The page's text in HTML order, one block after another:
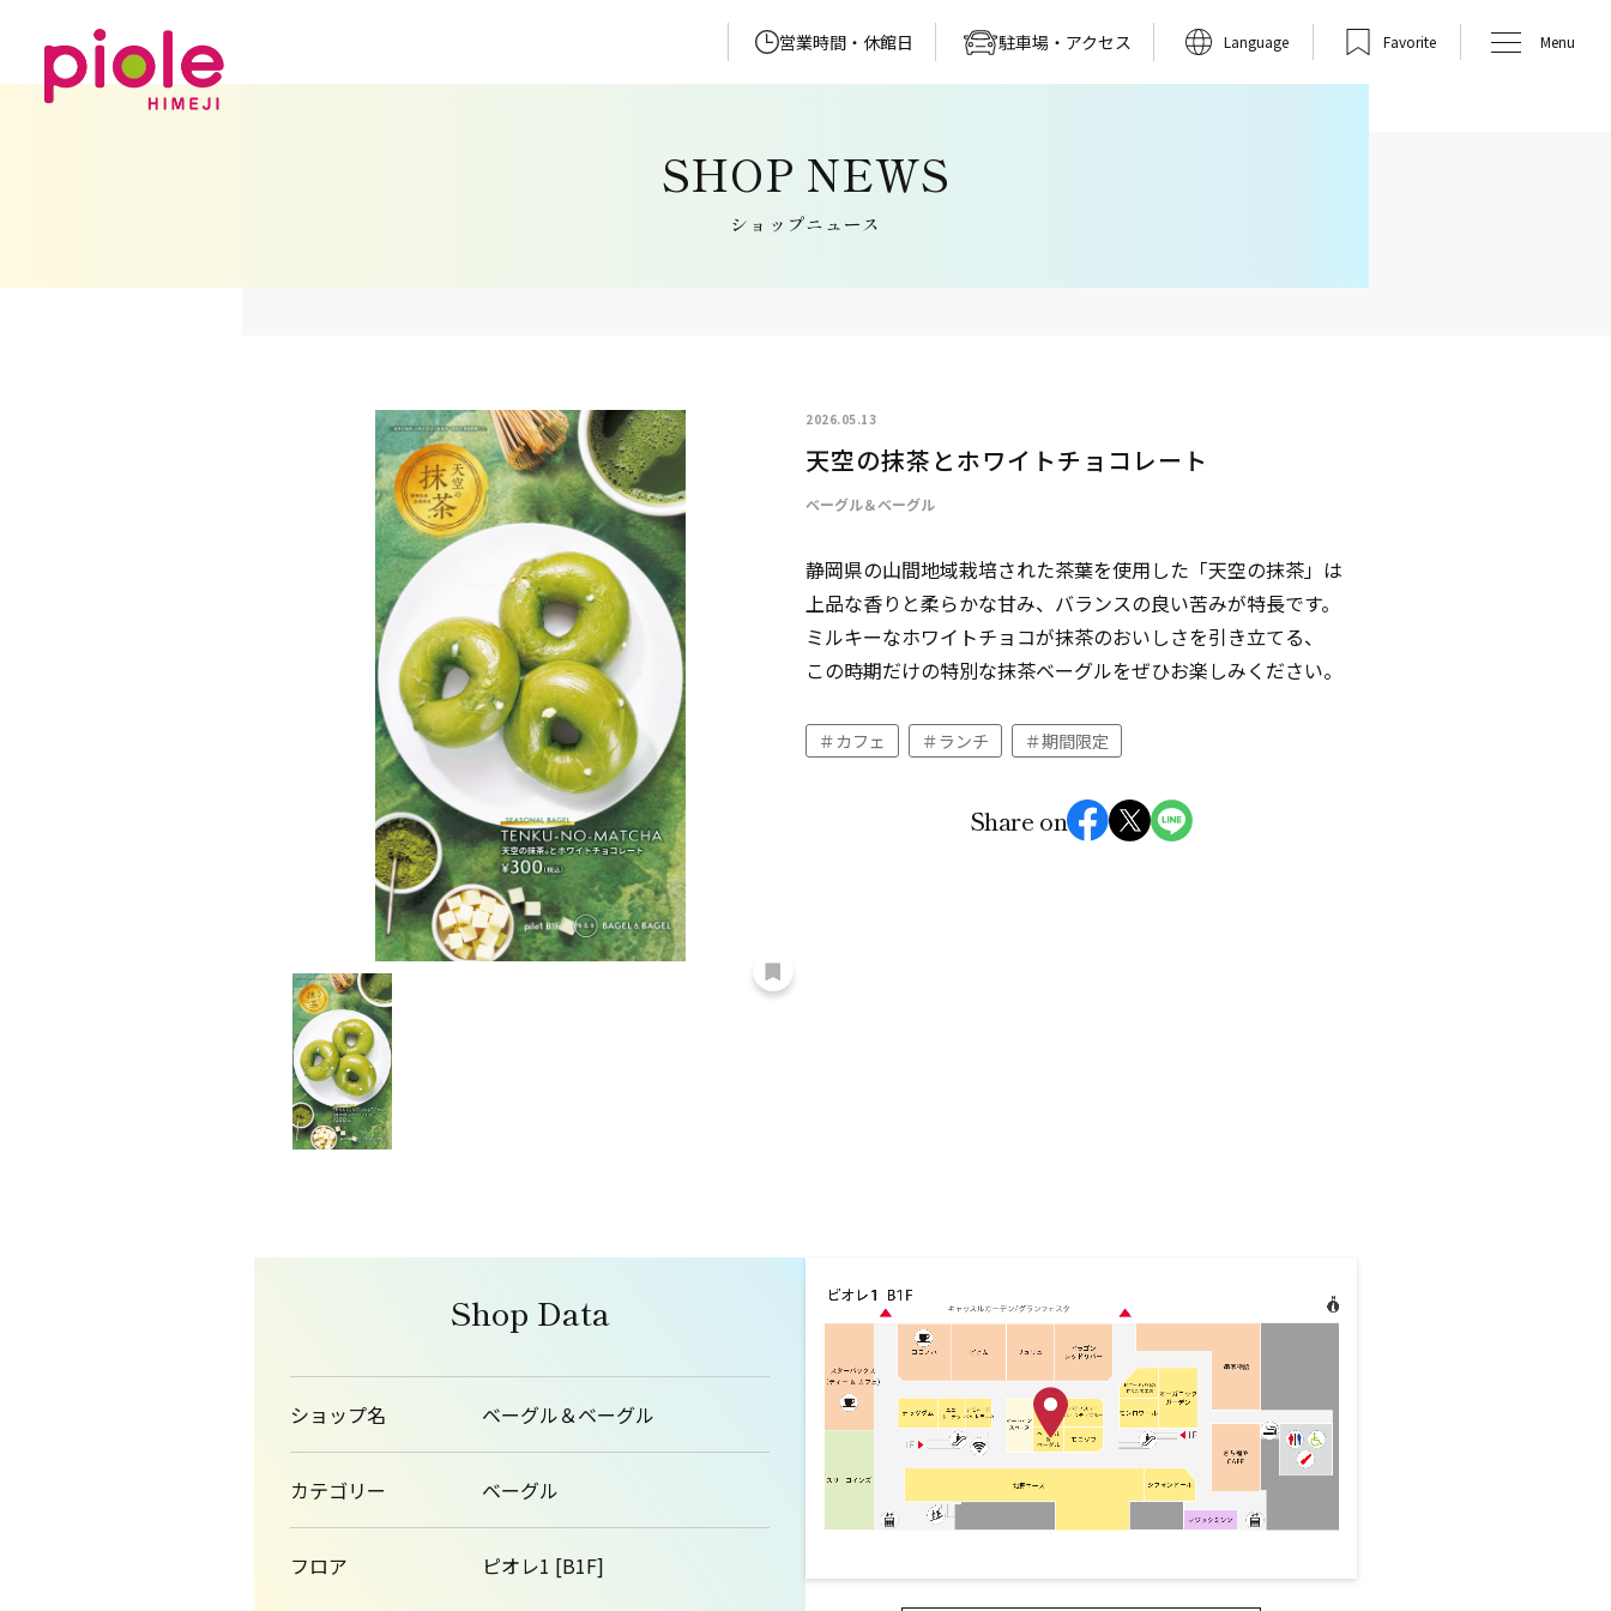
営業時間・休館日 駐車場・アクセス Favorite
Language Menu
ショップニュース
2026.05.13
天空の抹茶とホワイトチョコレート
ベーグル＆ベーグル
静岡県の山間地域栽培された茶葉を使用した「天空の抹茶」は
上品な香りと柔らかな甘み、バランスの良い苦みが特長です。
ミルキーなホワイトチョコが抹茶のおいしさを引き立てる、
この時期だけの特別な抹茶ベーグルをぜひお楽しみください。
カフェ ランチ 期間限定
Share on
Shop Data
ショップ名 ベーグル＆ベーグル
カテゴリー ベーグル
フロア ピオレ1 [B1F]